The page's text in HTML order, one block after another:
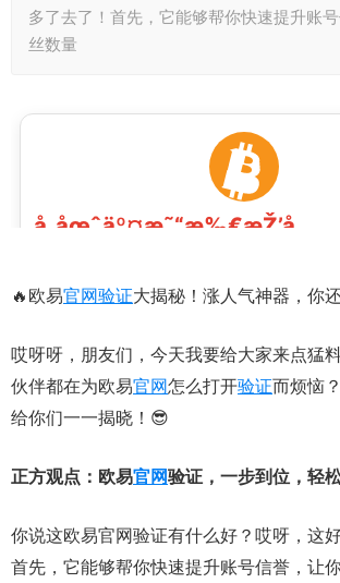
多了去了！首先，它能够帮你快速提升账
丝数量
🔥欧易官网验证大揭秘！涨人气神器，你
哎呀呀，朋友们，今天我要给大家来点猛
伙伴都在为欧易官网怎么打开验证而烦恼
给你们一一揭晓！😎
正方观点：欧易官网验证，一步到位，轻
你说这欧易官网验证有什么好？哎呀，这
首先，它能够帮你快速提升账号信誉，让